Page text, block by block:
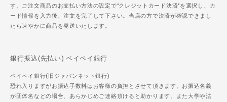
す。ご注文商品のお支払い方法の設定で"クレジットカード決済"を選択し、カ
ード情報を入力後、注文を完了して下さい。当店の方で決済が確認できまし
たら速やかに商品を発送いたします。
銀行振込(先払い) ペイペイ銀行
ペイペイ銀行(旧ジャパンネット銀行)
恐れ入りますがお振込手数料はお客様の負担とさせて頂きます。お振込名義
が団体名などの場合、あらかじめご連絡頂けると助かります。また大学や法